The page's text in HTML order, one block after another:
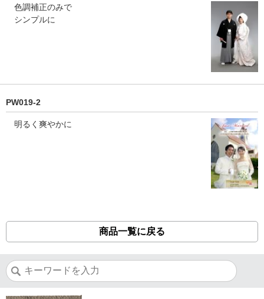
色調補正のみで
シンプルに
PW019-2
明るく爽やかに
商品一覧に戻る